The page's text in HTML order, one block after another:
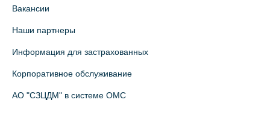
Вакансии
Наши партнеры
Информация для застрахованных
Корпоративное обслуживание
АО "СЗЦДМ" в системе ОМС